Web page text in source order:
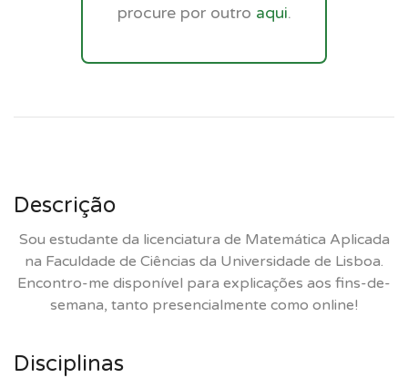
procure por outro aqui.
Descrição
Sou estudante da licenciatura de Matemática Aplicada
na Faculdade de Ciências da Universidade de Lisboa.
Encontro-me disponível para explicações aos fins-de-
semana, tanto presencialmente como online!
Disciplinas